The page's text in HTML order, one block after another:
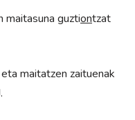
guztiontzat
maitatzen zaituenak